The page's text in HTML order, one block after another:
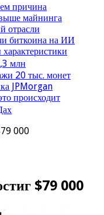
причина
майнинга
отрасли
биткоина на ИИ
млн
20 тыс. монет
JPMorgan
происходит
000
$79 000